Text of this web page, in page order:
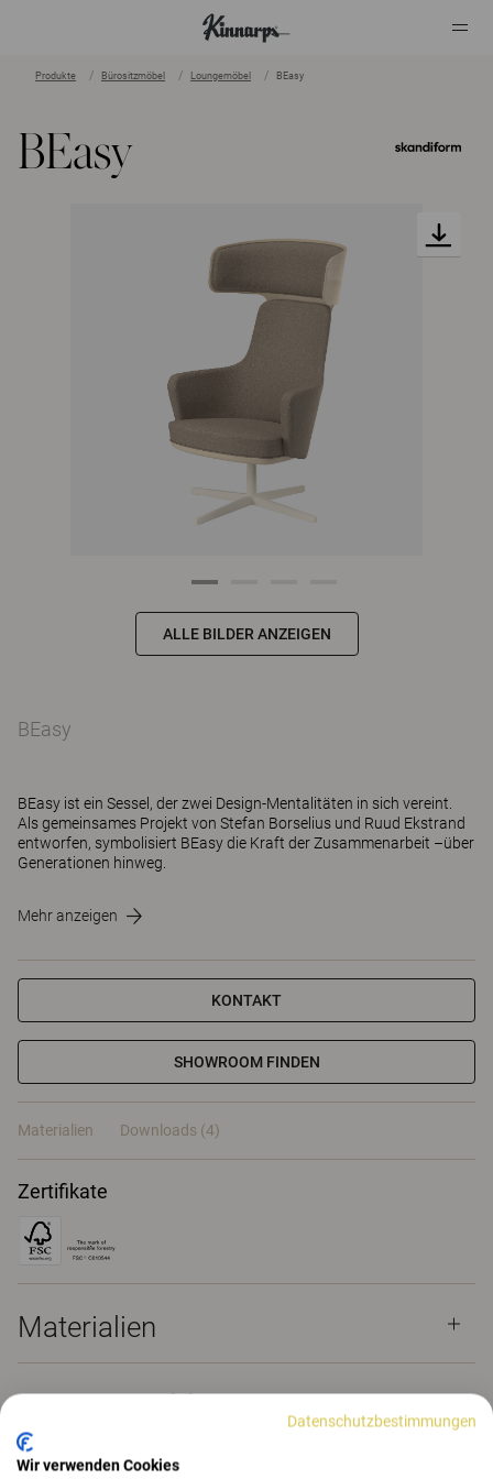
Produkte Bürositzmöbel Loungemöbel BEasy
BEasy
ALLE BILDER ANZEIGEN
BEasy
BEasy ist ein Sessel, der zwei Design-Mentalitäten in sich vereint.
Als gemeinsames Projekt von Stefan Borselius und Ruud Ekstrand
entworfen, symbolisiert BEasy die Kraft der Zusammenarbeit –über
Generationen hinweg.
Mehr anzeigen
KONTAKT
SHOWROOM FINDEN
Materialien Downloads (4)
Zertifikate
Materialien
Downloads ( Datenschutzbestimmungen
Wir verwenden Cookies